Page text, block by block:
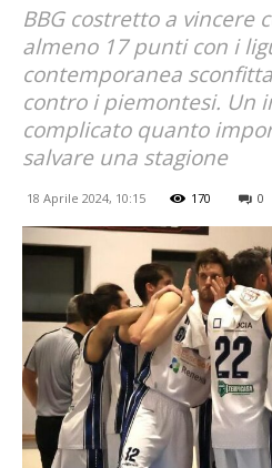
BBG costretto a vincere
almeno 17 punti con i
contemporanea
contro i piemontesi. Un
complicato quanto
salvare una stagione
18 Aprile 2024, 10:15 170 0